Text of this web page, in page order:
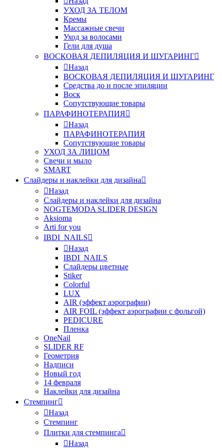
УХОД ЗА ТЕЛОМ
Кремы
Массажные свечи
Уход за волосами
Гели для душа
ВОСКОВАЯ ДЕПИЛЯЦИЯ И ШУГАРИНГ
Назад
ВОСКОВАЯ ДЕПИЛЯЦИЯ И ШУГАРИНГ
Средства до и после эпиляции
Воск
Сопутствующие товары
ПАРАФИНОТЕРАПИЯ
Назад
ПАРАФИНОТЕРАПИЯ
Сопутствующие товары
УХОД ЗА ЛИЦОМ
Свечи и мыло
SMART
Слайдеры и наклейки для дизайна
Назад
Слайдеры и наклейки для дизайна
NOGTEMODA SLIDER DESIGN
Aksioma
Arti for you
IBDI_NAILS
Назад
IBDI_NAILS
Слайдеры цветные
Stiker
Colorful
LUX
AIR (эффект аэрографии)
AIR FOIL (эффект аэрографии с фольгой)
PEDICURE
Пленка
OneNail
SLIDER RF
Геометрия
Надписи
Новый год
14 февраля
Наклейки для дизайна
Стемпинг
Назад
Стемпинг
Плитки для стемпинга
Назад